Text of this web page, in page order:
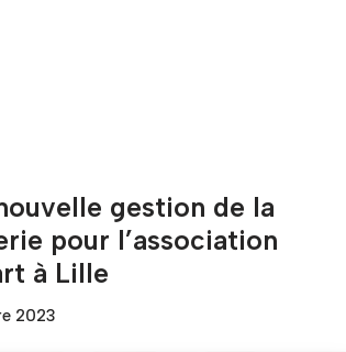
gestion de la
pour l’association
à Lille
2023